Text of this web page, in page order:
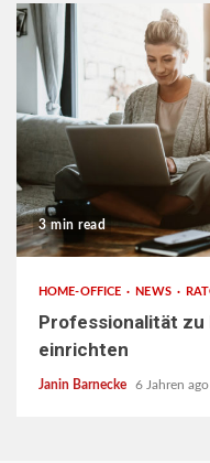
3 min read
HOME-OFFICE NEWS
Professionalität zu
einrichten
Janin Barnecke 6 Jahren ago